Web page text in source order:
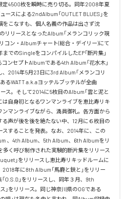
定4500枚を瞬時に売り切る。同年2008年夏
ースによる2ndAlbum「OUTLET BLUES」を
をこなすも、個人名義の作品は出さず沈
リリースとなったAlbum「メランコリック現
コン・Albumチャート(総合・デイリー)にて
でのSingleをコンパイルしたEP「断片集」
ンセプトAlbumである4th Album「花水木」
、2014年5月23日に3rd Album「メランコリ
るWATT a.k.aヨッテルブッテルが全曲
ス。そして2014に5枚目のAlbum「雲と泥と
は自身初となるワンマンライブを恵比寿リキ
ンマンライブながら、満員御礼。各方面から
声が後を後を絶たない中、12月に６枚目の
スすることを発表。なお、2014年に、この
、4th Album、5th Album、6th Albumをリ
多く呼び制作された実験的断片集をリリース
」をリリースし恵比寿リキッドルームに
年に8th Album「馬鹿と鋏と」をリリー
O.S.D」をリリースし、同年３月、9th
」をリリース。同じ神奈川県のOGである